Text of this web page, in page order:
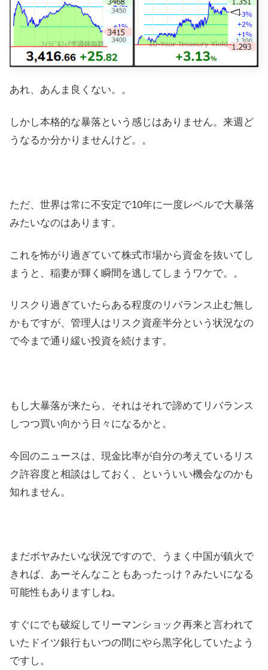
あれ、あんま良くない。。
しかし本格的な暴落という感じはありません。来週ど
うなるか分かりませんけど。。
ただ、世界は常に不安定で10年に一度レベルで大暴落
みたいなのはあります。
これを怖がり過ぎていて株式市場から資金を抜いてし
まうと、稲妻が輝く瞬間を逃してしまうワケで。。
リスクり過ぎていたらある程度のリバランス止む無し
かもですが、管理人はリスク資産半分という状況なの
で今まで通り緩い投資を続けます。
もし大暴落が来たら、それはそれで諦めてリバランス
しつつ買い向かう日々になるかと。
今回のニュースは、現金比率が自分の考えているリス
ク許容度と相談はしておく、といういい機会なのかも
知れません。
まだボヤみたいな状況ですので、うまく中国が鎮火で
きれば、あーそんなこともあったっけ？みたいになる
可能性もありますしね。
すぐにでも破綻してリーマンショック再来と言われて
いたドイツ銀行もいつの間にやら黒字化していたよう
ですし。